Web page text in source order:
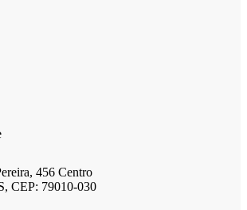
456 Centro
CEP: 79010-030